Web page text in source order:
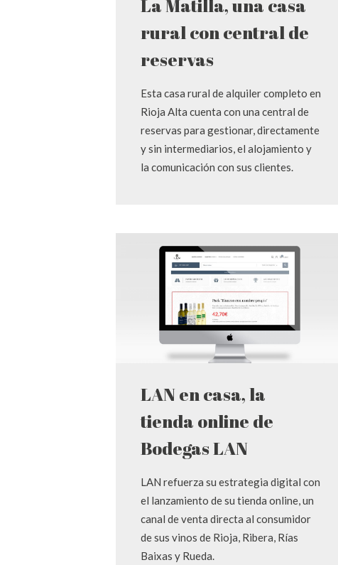
La Matilla, una casa
rural con central de
reservas
Esta casa rural de alquiler completo en
Rioja Alta cuenta con una central de
reservas para gestionar, directamente
y sin intermediarios, el alojamiento y
la comunicación con sus clientes.
LAN en casa, la
tienda online de
Bodegas LAN
LAN refuerza su estrategia digital con
el lanzamiento de su tienda online, un
canal de venta directa al consumidor
de sus vinos de Rioja, Ribera, Rías
Baixas y Rueda.